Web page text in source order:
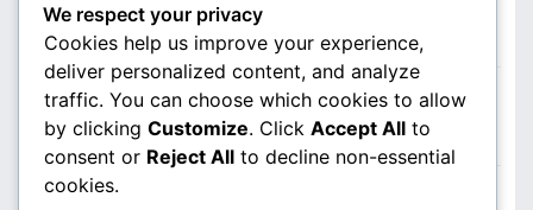
Elden Ring Code de portefeuille Xbox : Étapes
d’entrée, Confirmation d’achat, Détails d’activation
Elden Ring Accès aux Extras Numériques
PlayStation : Processus de déblocage,
Disponibilité du contenu, Méthodes d’accès
Elden Ring Édition Deluxe Bonus : Réclamation
We respect your privacy
Cookies help us improve your experience,
deliver personalized content, and analyze
traffic. You can choose which cookies to allow
by clicking Customize. Click Accept All to
consent or Reject All to decline non-essential
cookies.